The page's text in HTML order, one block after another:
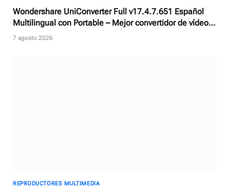
Wondershare UniConverter Full v17.4.7.651 Español
Multilingual con Portable – Mejor convertidor de vídeos
con AI
7 agosto 2026
REPRODUCTORES MULTIMEDIA